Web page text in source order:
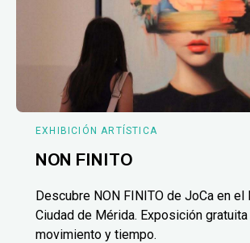
EXHIBICIÓN ARTÍSTICA
NON FINITO
Descubre NON FINITO de JoCa en
Ciudad de Mérida. Exposición
movimiento y tiempo.